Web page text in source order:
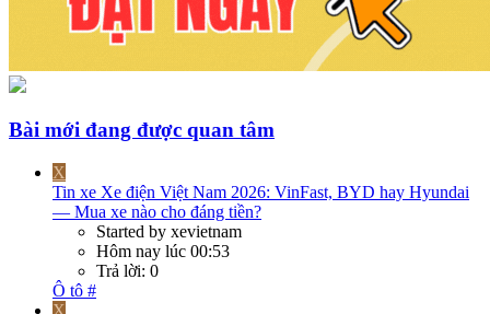
Bài mới đang được quan tâm
X
Tin xe Xe điện Việt Nam 2026: VinFast, BYD hay Hyundai
— Mua xe nào cho đáng tiền?
Started by xevietnam
Hôm nay lúc 00:53
Trả lời: 0
Ô tô #
X